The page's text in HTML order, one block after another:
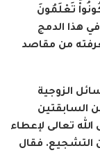
تَعْلَمُونَ
في هذا الدمج
من مقاصد
الزوجية
السابقتين
تعالى لإعطاء
التشجيع. فقال